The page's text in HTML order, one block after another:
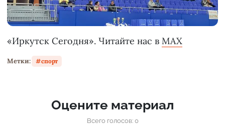
«Иркутск Сегодня». Читайте нас в MAX
Метки: спорт
Оцените материал
Всего голосов: 0